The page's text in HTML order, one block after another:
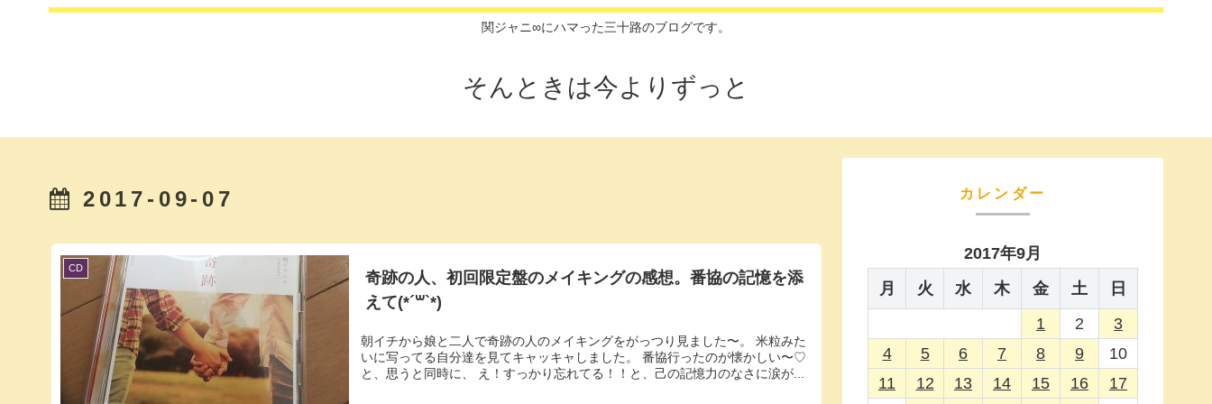
関ジャニ∞にハマった三十路のブログです。
そんときは今よりずっと
2017-09-07
CD
奇跡の人、初回限定盤のメイキングの感想。番協の記憶を添
えて(*´꒳`*)
朝イチから娘と二人で奇跡の人のメイキングをがっつり見ました〜。 米粒みた
いに写ってる自分達を見てキャッキャしました。 番協行ったのが懐かしい〜♡
と、思うと同時に、 え！すっかり忘れてる！！と、己の記憶力のなさに涙が...
カレンダー
2017年9月
月
火 水 木 金 土 日
1 2
3
4
5 6 7 8 9
10
11
12 13 14 15 16
17